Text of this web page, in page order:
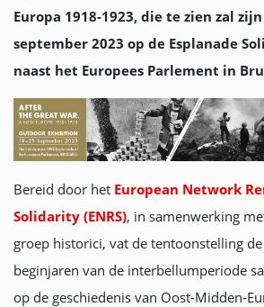
Europa 1918-1923, die te zien zal
september 2023 op de Esplanade
naast het Europees Parlement in
Bereid door het European Network
Solidarity (ENRS), in samenwerking
groep historici, vat de tentoonstelling
beginjaren van de interbellumperiode
op de geschiedenis van Oost-Midden-